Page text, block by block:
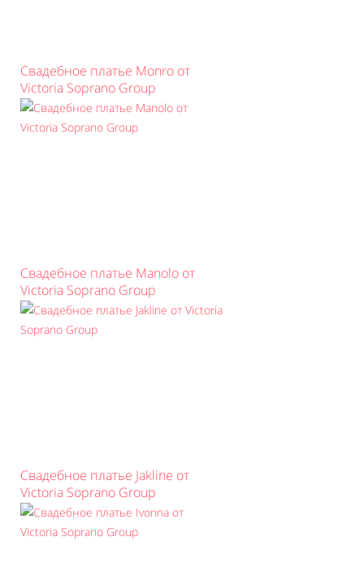
Свадебное платье Monro от
Victoria Soprano Group
Свадебное платье Manolo от
Victoria Soprano Group
Свадебное платье Jakline от
Victoria Soprano Group